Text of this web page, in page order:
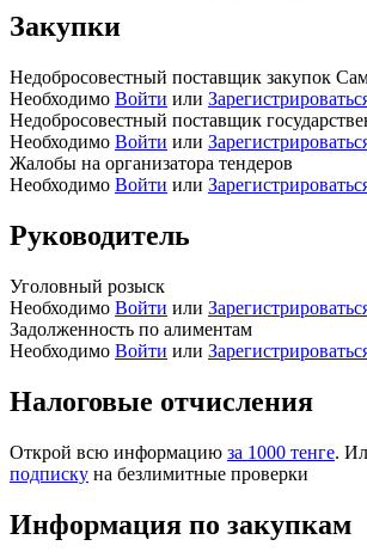
Закупки
Недобросовестный поставщик закупок
Необходимо Войти или
Недобросовестный поставщик
Необходимо Войти или
Жалобы на организатора тендеров
Необходимо Войти или
Руководитель
Уголовный розыск
Необходимо Войти или
Задолженность по алиментам
Необходимо Войти или
Налоговые отчисления
Открой всю информацию за 1000 тенге.
подписку на безлимитные проверки
Информация по закупкам